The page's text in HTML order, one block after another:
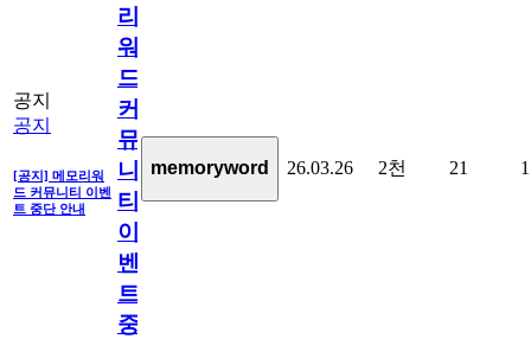
공지
공지
[공지] 메모리워
드 커뮤니티 이벤
트 중단 안내
리
워
드
커
뮤
니
티
이
벤
트
중
memoryword 26.03.26 2천 21 1